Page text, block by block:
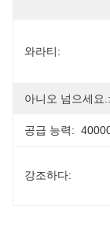
와라티:
아니오 넘으세요.:
공급 능력:
강조하다: